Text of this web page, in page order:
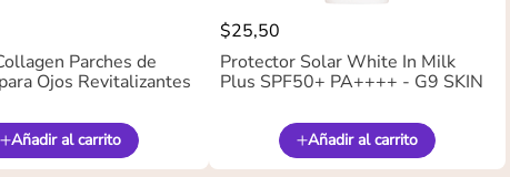
Parches de
Ojos Revitalizantes
Añadir al carrito
$25,50
Protector Solar White In Milk
Plus SPF50+ PA++++ - G9 SKIN
Añadir al carrito